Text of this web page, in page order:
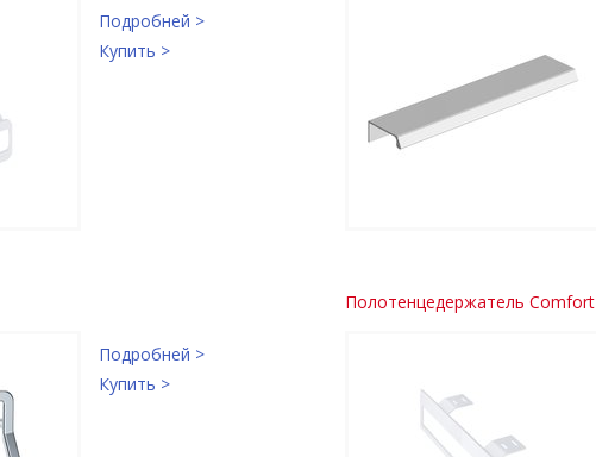
Подробней >
Купить >
Подробней >
Купить >
Полотенцедержатель Comfort